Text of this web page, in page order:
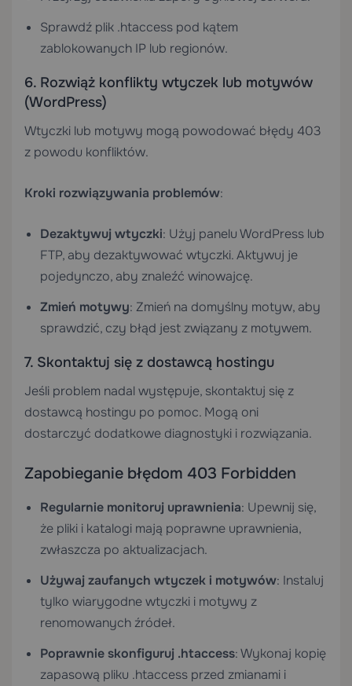
Sprawdź plik .htaccess pod kątem
zablokowanych IP lub regionów.
6. Rozwiąż konflikty wtyczek lub motywów
(WordPress)
Wtyczki lub motywy mogą powodować błędy 403
z powodu konfliktów.
Kroki rozwiązywania problemów:
Dezaktywuj wtyczki: Użyj panelu WordPress lub
FTP, aby dezaktywować wtyczki. Aktywuj je
pojedynczo, aby znaleźć winowajcę.
Zmień motywy: Zmień na domyślny motyw, aby
sprawdzić, czy błąd jest związany z motywem.
7. Skontaktuj się z dostawcą hostingu
Jeśli problem nadal występuje, skontaktuj się z
dostawcą hostingu po pomoc. Mogą oni
dostarczyć dodatkowe diagnostyki i rozwiązania.
Zapobieganie błędom 403 Forbidden
Regularnie monitoruj uprawnienia: Upewnij się,
że pliki i katalogi mają poprawne uprawnienia,
zwłaszcza po aktualizacjach.
Używaj zaufanych wtyczek i motywów: Instaluj
tylko wiarygodne wtyczki i motywy z
renomowanych źródeł.
Poprawnie skonfiguruj .htaccess: Wykonaj kopię
zapasową pliku .htaccess przed zmianami i